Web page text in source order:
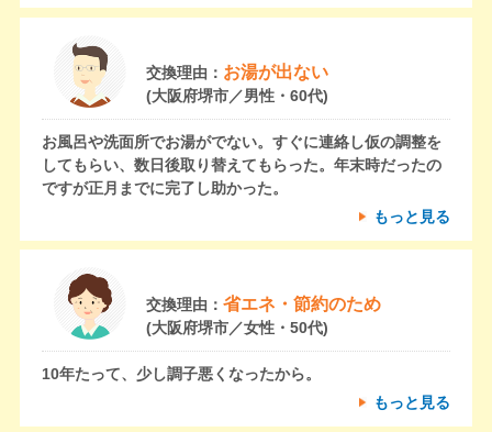
交換理由： お湯が出ない
(大阪府堺市／男性・60代)
お風呂や洗面所でお湯がでない。すぐに連絡し仮の調整を
してもらい、数日後取り替えてもらった。年末時だったの
ですが正月までに完了し助かった。
もっと見る
交換理由： 省エネ・節約のため
(大阪府堺市／女性・50代)
10年たって、少し調子悪くなったから。
もっと見る